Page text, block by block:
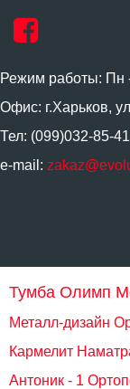
Режим работы: Пн
Офис: г.Харьков,
Тел: (099)032-85-41
e-mail:
Тумба Олимп
Металл-дизайн
Кармелит
Антоник - 1